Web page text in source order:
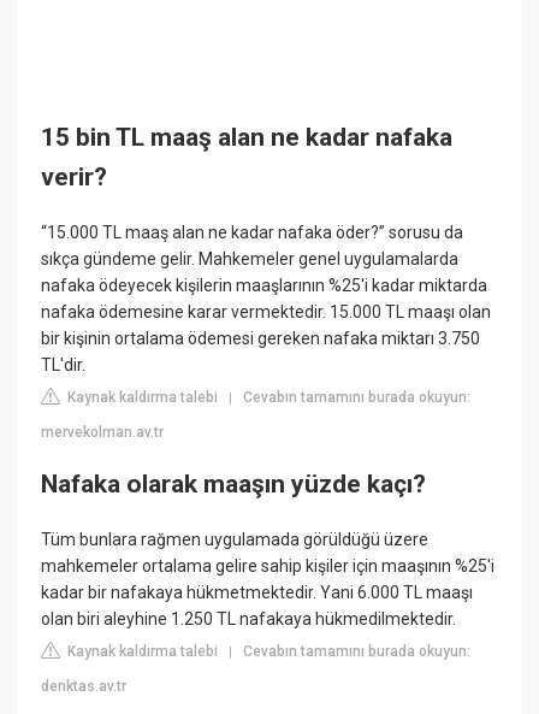
15 bin TL maaş alan ne kadar nafaka
verir?
“15.000 TL maaş alan ne kadar nafaka öder?” sorusu da
sıkça gündeme gelir. Mahkemeler genel uygulamalarda
nafaka ödeyecek kişilerin maaşlarının %25'i kadar miktarda
nafaka ödemesine karar vermektedir. 15.000 TL maaşı olan
bir kişinin ortalama ödemesi gereken nafaka miktarı 3.750
TL'dir.
Kaynak kaldırma talebi |Cevabın tamamını burada okuyun:
mervekolman.av.tr
Nafaka olarak maaşın yüzde kaçı?
Tüm bunlara rağmen uygulamada görüldüğü üzere
mahkemeler ortalama gelire sahip kişiler için maaşının %25'i
kadar bir nafakaya hükmetmektedir. Yani 6.000 TL maaşı
olan biri aleyhine 1.250 TL nafakaya hükmedilmektedir.
Kaynak kaldırma talebi |Cevabın tamamını burada okuyun:
denktas.av.tr